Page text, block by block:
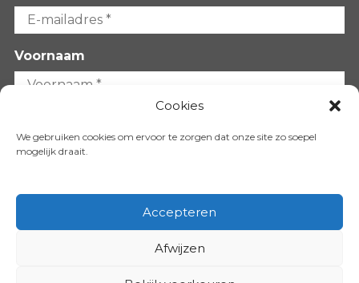
Cookies
We gebruiken cookies om ervoor te zorgen dat onze site zo soepel
mogelijk draait.
Accepteren
Afwijzen
Voornaam
VOLG ONS OP: